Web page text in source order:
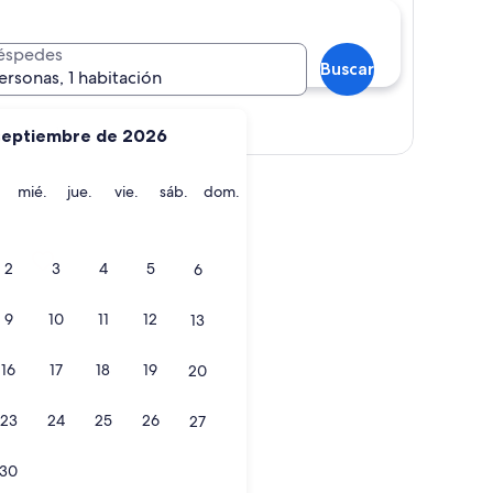
de 2026
martes
mié. miércoles
jue. jueves
vie. viernes
sáb. sábado
dom.
2 3 4 5 6
9 10 11 12 13
16 17 18 19 20
23 24 25 26 27
30
1 habitación
Buscar
Ver mapa